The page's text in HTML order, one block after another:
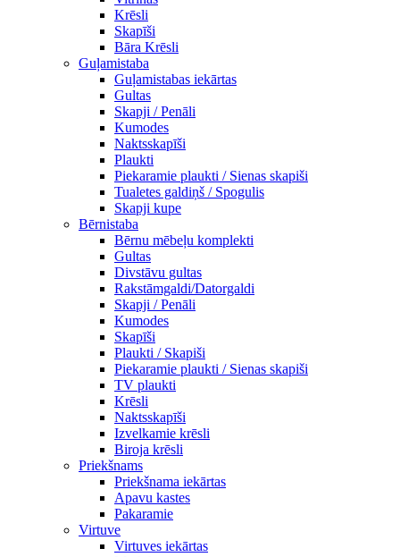
Krēsli
Skapīši
Bāra Krēsli
Guļamistaba
Guļamistabas iekārtas
Gultas
Skapji / Penāli
Kumodes
Naktsskapīši
Plaukti
Piekaramie plaukti / Sienas skapiši
Tualetes galdiņš / Spogulis
Skapji kupe
Bērnistaba
Bērnu mēbeļu komplekti
Gultas
Divstāvu gultas
Rakstāmgaldi/Datorgaldi
Skapji / Penāli
Kumodes
Skapīši
Plaukti / Skapiši
Piekaramie plaukti / Sienas skapiši
TV plaukti
Krēsli
Naktsskapīši
Izvelkamie krēsli
Biroja krēsli
Priekšnams
Priekšnama iekārtas
Apavu kastes
Pakaramie
Virtuve
Virtuves iekārtas